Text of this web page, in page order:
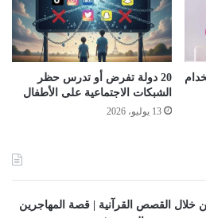
20 دولة تفرض أو تدرس حظر
الشبكات الاجتماعية على الأطفال
13 يوليو، 2026
خلال القصص القرآنية | قصة المهاجرين